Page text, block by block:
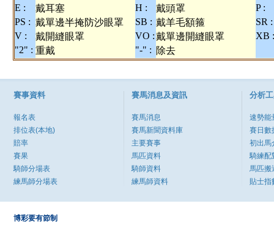
E :
戴耳塞 H : 戴頭罩
P :
PS : 戴單邊半掩防沙眼罩 SB : 戴羊毛額箍
SR :
V :
戴開縫眼罩 VO :戴單邊開縫眼罩
XB :
"2" : 重戴 "-" : 除去
賽事資料
報名表
排位表(本地)
賠率
賽果
騎師分場表
練馬師分場表
賽馬消息及資訊
賽馬消息
賽馬新聞資料庫
主要賽事
馬匹資料
騎師資料
練馬師資料
分析
速勢能
賽日數
初出馬
騎練配
馬匹搬
貼士指
博彩要有節制